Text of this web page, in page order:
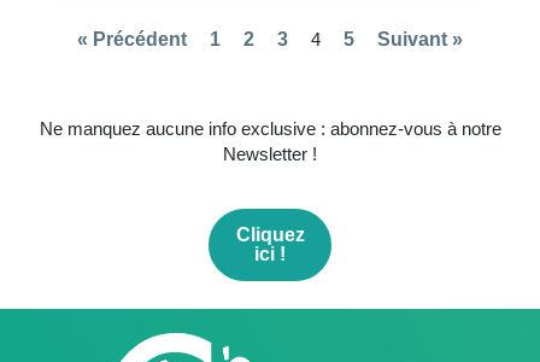
« Précédent 1 2 3 4 5 Suivant »
Ne manquez aucune info exclusive : abonnez-vous à notre
Newsletter !
Cliquez
ici !